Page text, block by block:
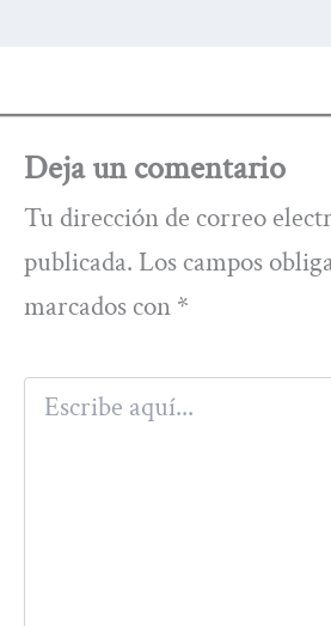
Deja un comentario
Tu dirección de correo
publicada. Los campos
marcados con *
Escribe
aquí...